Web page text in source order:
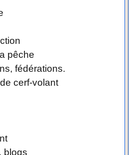
pêche
fédérations.
cerf-volant
blogs